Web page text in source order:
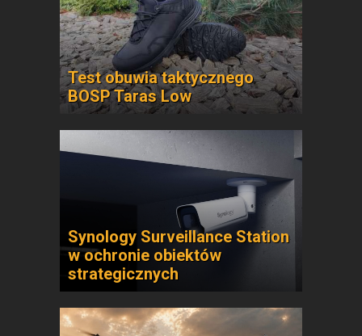
Test obuwia taktycznego
BOSP Taras Low
Synology Surveillance Station
w ochronie obiektów
strategicznych